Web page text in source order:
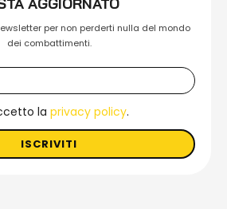
per non perderti nulla del mondo
dei combattimenti.
la privacy policy.
ISCRIVITI